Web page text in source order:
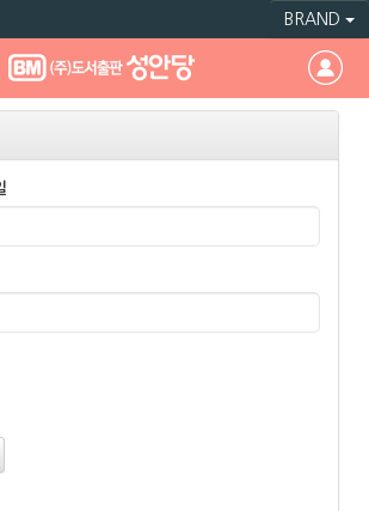
BRAND